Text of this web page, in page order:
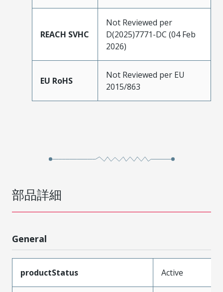
REACH SVHC
Not Reviewed per
D(2025)7771-DC (04 Feb
2026)
EU RoHS
Not Reviewed per EU
2015/863
部品詳細
General
productStatus Active